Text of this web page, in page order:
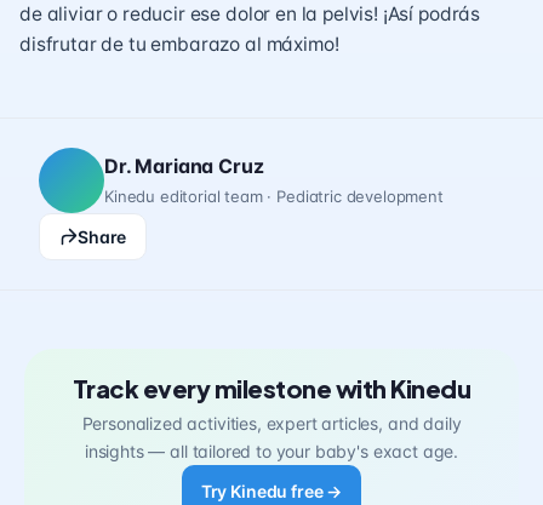
de aliviar o reducir ese dolor en la pelvis! ¡Así podrás
disfrutar de tu embarazo al máximo!
Dr. Mariana Cruz
Kinedu editorial team · Pediatric development
Share
Track every milestone with Kinedu
Personalized activities, expert articles, and daily
insights — all tailored to your baby's exact age.
Try Kinedu free →